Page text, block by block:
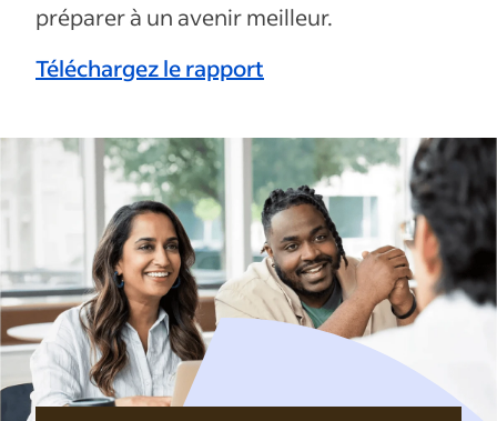
préparer à un avenir meilleur.
Téléchargez le rapport